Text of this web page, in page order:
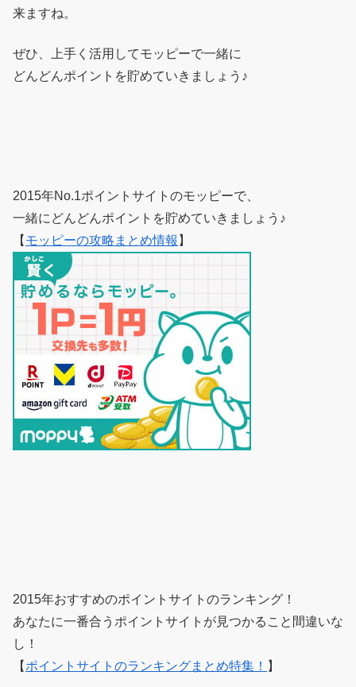
来ますね。
ぜひ、上手く活用してモッピーで一緒に
どんどんポイントを貯めていきましょう♪
2015年No.1ポイントサイトのモッピーで、
一緒にどんどんポイントを貯めていきましょう♪
【 モッピーの攻略まとめ情報 】
2015年おすすめのポイントサイトのランキング！
あなたに一番合うポイントサイトが見つかること間違いな
し！
【 ポイントサイトのランキングまとめ特集！ 】